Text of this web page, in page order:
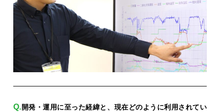
開発・運用に至った経緯と、現在どのように利用されてい